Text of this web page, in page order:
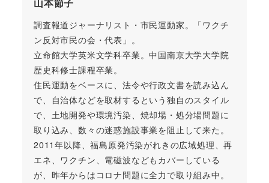
山本節子
調査報道ジャーナリスト・市民運動家。「ワクチ
ン反対市民の会・代表」。
立命館大学英米文学科卒業。中国南京大学大学院
歴史科修士課程卒業。
住民運動をベースに、法令や行政文書を読み込ん
で、自治体などを取材するという独自のスタイル
で、土地開発や環境汚染、焼却場・処分場問題に
取り込み、数々の迷惑施設事業を阻止して来た。
2011年以降、福島原発汚染がれきの広域処理、再
エネ、ワクチン、電磁波などもカバーしている
が、昨年からはコロナ問題に全力で取り組み中。